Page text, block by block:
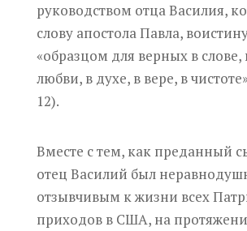
руководством отца Василия,
слову апостола Павла,
«образцом для верных в слове,
любви, в духе, в вере, в
12).
Вместе с тем, как преданный
отец Василий был
отзывчивым к жизни всех
приходов в США, на